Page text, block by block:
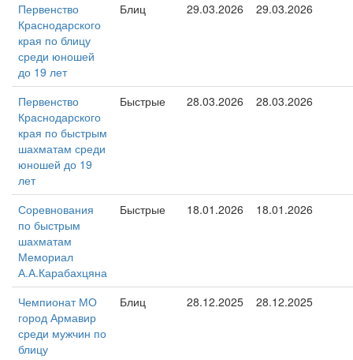
Первенство
Краснодарского
края по блицу
среди юношей
до 19 лет
Блиц 29.03.2026 29.03.2026
Первенство
Краснодарского
края по быстрым
шахматам среди
юношей до 19
лет
Быстрые 28.03.2026 28.03.2026
Соревнования
по быстрым
шахматам
Мемориал
А.А.Карабахцяна
Быстрые 18.01.2026 18.01.2026
Чемпионат МО
город Армавир
среди мужчин по
блицу
Блиц 28.12.2025 28.12.2025